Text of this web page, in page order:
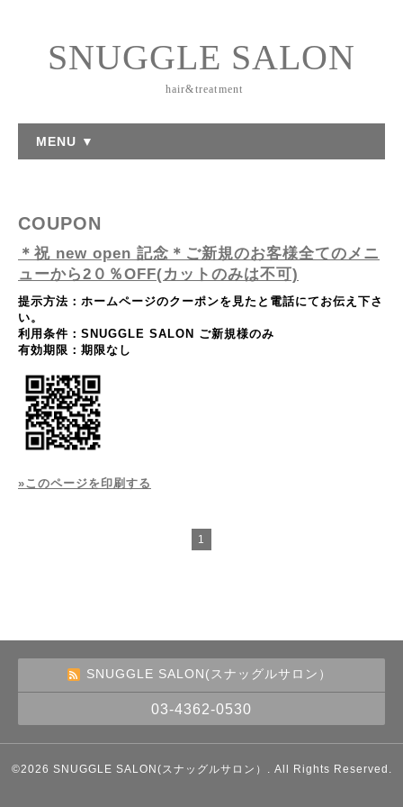
SNUGGLE SALON
hair&treatment
MENU ▼
COUPON
＊祝 new open 記念＊ご新規のお客様全てのメニ
ューから2０％OFF(カットのみは不可)
提示方法： ホームページのクーポンを見たと電話にてお伝え下さ
い。
利用条件： SNUGGLE SALON ご新規様のみ
有効期限： 期限なし
»このページを印刷する
1
SNUGGLE SALON(スナッグルサロン）
03-4362-0530
©2026 SNUGGLE SALON(スナッグルサロン） . All Rights Reserved.